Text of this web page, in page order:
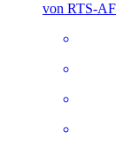
von RTS-AF